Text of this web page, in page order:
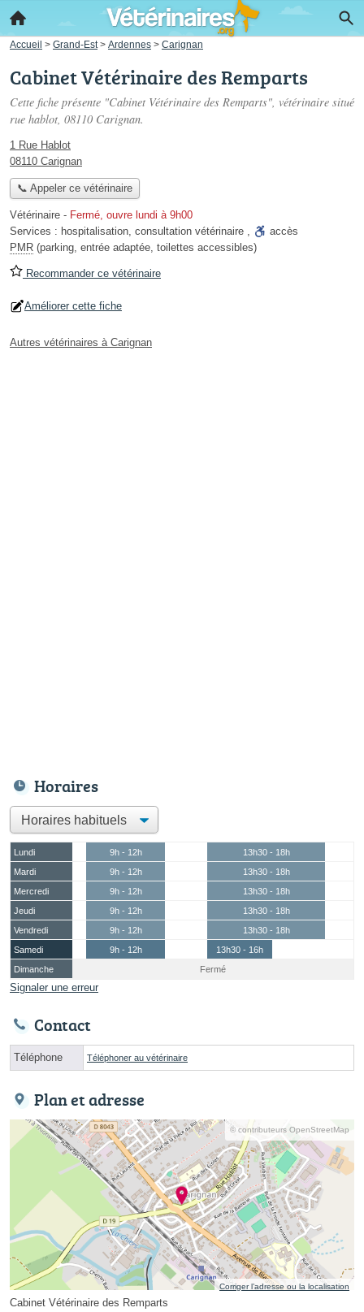
Accueil > Grand-Est > Ardennes > Carignan
Cabinet Vétérinaire des Remparts
Cette fiche présente "Cabinet Vétérinaire des Remparts", vétérinaire situé
rue hablot, 08110 Carignan.
1 Rue Hablot
08110 Carignan
📞 Appeler ce vétérinaire
Vétérinaire - Fermé, ouvre lundi à 9h00
Services : hospitalisation, consultation vétérinaire ,
accès
PMR (parking, entrée adaptée, toilettes accessibles)
Recommander ce vétérinaire
Améliorer cette fiche
Autres vétérinaires à Carignan
Horaires
Lundi 9h - 12h
13h30 - 18h
Mardi
9h - 12h
13h30 - 18h
Mercredi
9h - 12h
13h30 - 18h
Jeudi
9h - 12h
13h30 - 18h
Vendredi
9h - 12h
13h30 - 18h
Samedi
9h - 12h
13h30 - 16h
Dimanche
Fermé
Signaler une erreur
Contact
Téléphone Téléphoner au vétérinaire
Plan et adresse
© contributeurs OpenStreetMap
Corriger l’adresse ou la localisation
Cabinet Vétérinaire des Remparts